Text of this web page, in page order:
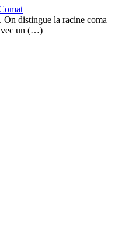
distingue la racine coma
un (…)